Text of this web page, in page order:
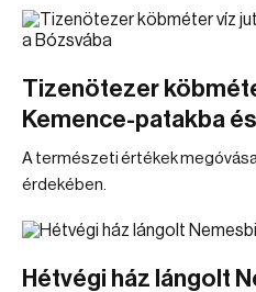
Tizenötezer
Kemence-patakba
A természeti értékek
érdekében.
Hétvégi ház lángolt